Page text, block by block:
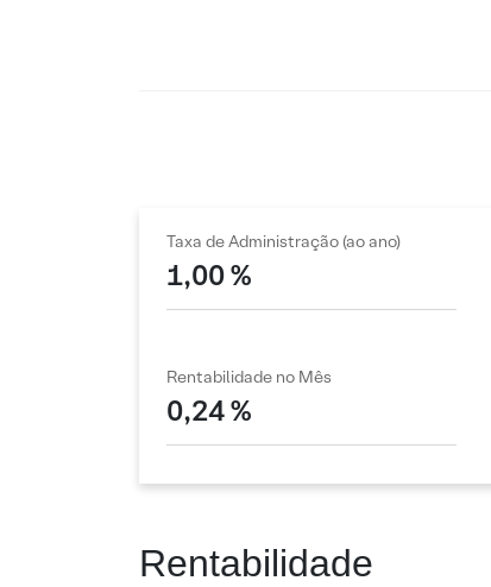
Taxa de Administração (ao ano)
1,00 %
Rentabilidade no Mês
0,24 %
Rentabilidade